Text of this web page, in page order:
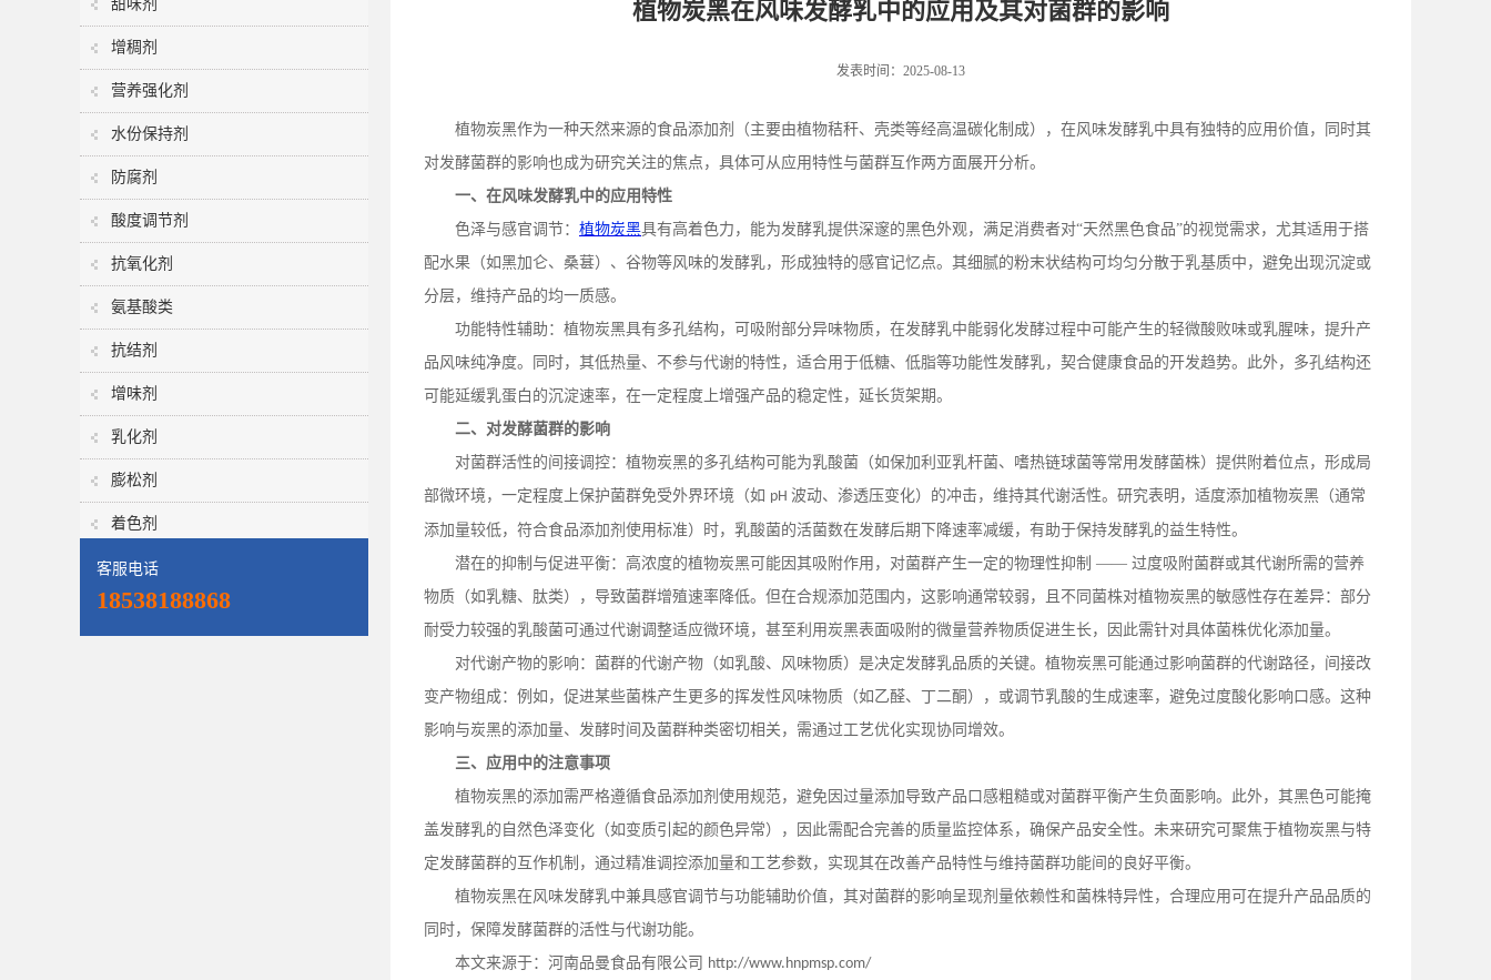
甜味剂
增稠剂
营养强化剂
水份保持剂
防腐剂
酸度调节剂
抗氧化剂
氨基酸类
抗结剂
增味剂
乳化剂
膨松剂
着色剂
客服电话
18538188868
植物炭黑在风味发酵乳中的应用及其对菌群的影响
发表时间：2025-08-13
植物炭黑作为一种天然来源的食品添加剂（主要由植物秸秆、壳类等经高温碳化制成），在风味发酵乳中具有独特的应用价值，同时其
对发酵菌群的影响也成为研究关注的焦点，具体可从应用特性与菌群互作两方面展开分析。
一、在风味发酵乳中的应用特性
色泽与感官调节： 植物炭黑具有高着色力，能为发酵乳提供深邃的黑色外观，满足消费者对“天然黑色食品”的视觉需求，尤其适用于搭
配水果（如黑加仑、桑葚）、谷物等风味的发酵乳，形成独特的感官记忆点。其细腻的粉末状结构可均匀分散于乳基质中，避免出现沉淀或
分层，维持产品的均一质感。
功能特性辅助：植物炭黑具有多孔结构，可吸附部分异味物质，在发酵乳中能弱化发酵过程中可能产生的轻微酸败味或乳腥味，提升产
品风味纯净度。同时，其低热量、不参与代谢的特性，适合用于低糖、低脂等功能性发酵乳，契合健康食品的开发趋势。此外，多孔结构还
可能延缓乳蛋白的沉淀速率，在一定程度上增强产品的稳定性，延长货架期。
二、对发酵菌群的影响
对菌群活性的间接调控：植物炭黑的多孔结构可能为乳酸菌（如保加利亚乳杆菌、嗜热链球菌等常用发酵菌株）提供附着位点，形成局
部微环境，一定程度上保护菌群免受外界环境（如 pH 波动、渗透压变化）的冲击，维持其代谢活性。研究表明，适度添加植物炭黑（通常
添加量较低，符合食品添加剂使用标准）时，乳酸菌的活菌数在发酵后期下降速率减缓，有助于保持发酵乳的益生特性。
潜在的抑制与促进平衡：高浓度的植物炭黑可能因其吸附作用，对菌群产生一定的物理性抑制 —— 过度吸附菌群或其代谢所需的营养
物质（如乳糖、肽类），导致菌群增殖速率降低。但在合规添加范围内，这影响通常较弱，且不同菌株对植物炭黑的敏感性存在差异：部分
耐受力较强的乳酸菌可通过代谢调整适应微环境，甚至利用炭黑表面吸附的微量营养物质促进生长，因此需针对具体菌株优化添加量。
对代谢产物的影响：菌群的代谢产物（如乳酸、风味物质）是决定发酵乳品质的关键。植物炭黑可能通过影响菌群的代谢路径，间接改
变产物组成：例如，促进某些菌株产生更多的挥发性风味物质（如乙醛、丁二酮），或调节乳酸的生成速率，避免过度酸化影响口感。这种
影响与炭黑的添加量、发酵时间及菌群种类密切相关，需通过工艺优化实现协同增效。
三、应用中的注意事项
植物炭黑的添加需严格遵循食品添加剂使用规范，避免因过量添加导致产品口感粗糙或对菌群平衡产生负面影响。此外，其黑色可能掩
盖发酵乳的自然色泽变化（如变质引起的颜色异常），因此需配合完善的质量监控体系，确保产品安全性。未来研究可聚焦于植物炭黑与特
定发酵菌群的互作机制，通过精准调控添加量和工艺参数，实现其在改善产品特性与维持菌群功能间的良好平衡。
植物炭黑在风味发酵乳中兼具感官调节与功能辅助价值，其对菌群的影响呈现剂量依赖性和菌株特异性，合理应用可在提升产品品质的
同时，保障发酵菌群的活性与代谢功能。
本文来源于：河南品曼食品有限公司 http://www.hnpmsp.com/